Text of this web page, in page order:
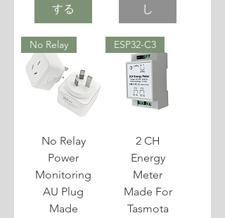
する
し
No Relay
No Relay
Power
Monitoring
AU Plug
Made
ESP32-C3
2 CH
Energy
Meter
Made For
Tasmota